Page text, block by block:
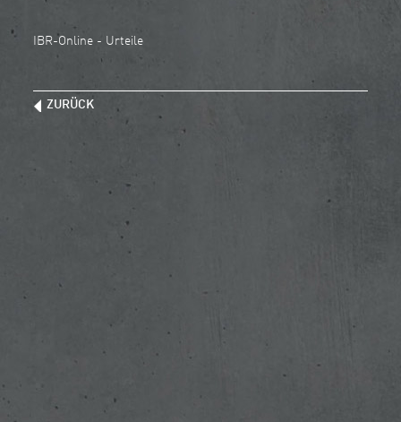
IBR-Online - Urteile
ZURÜCK